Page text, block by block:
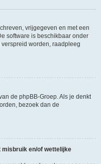
vrijgegeven en met een
software is beschikbaar onder
worden, raadpleeg
de phpBB-Groep. Als je denkt
bezoek dan de
misbruik en/of wettelijke